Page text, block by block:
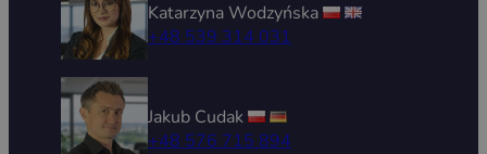
Katarzyna Wodzyńska
+48 539 314 031
Jakub Cudak
+48 576 715 894